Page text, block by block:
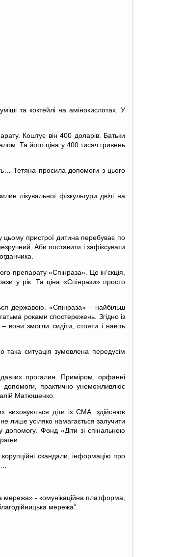
та коктейлі на амінокислотах. У
Коштує він 400 доларів. Батьки
Та його ціна у 400 тисяч гривень
Тетяна просила допомоги з цього
лікувальної фізкультури двічі на
цьому пристрої дитина перебуває по
Аби поставити і зафіксувати
препарату «Спінраза». Це ін’єкція,
у рік. Та ціна «Спінрази» просто
державою. «Спінраза» – найбільш
роками спостережень. Згідно із
вони змогли сидіти, стояти і навіть
ситуація зумовлена передусім
прогалин. Приміром, орфанні
допомоги, практично унеможливлює
Матюшенко.
діти із СМА: здійснює
лише усіляко намагається залучити
допомогу. Фонд «Діти зі спінальною
скандали, інформацію про
мережа» - комунікаційна платформа,
мережа”.